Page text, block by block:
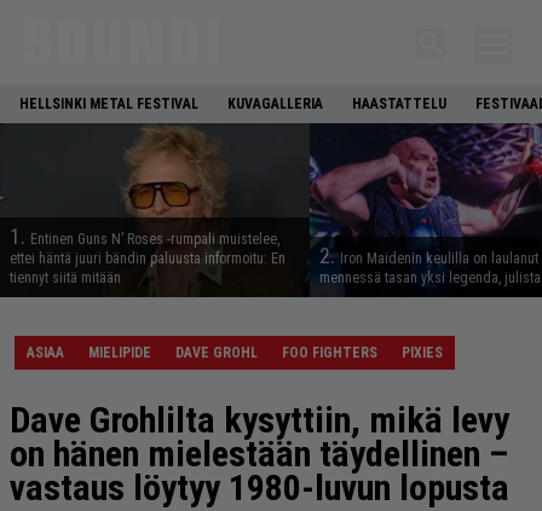
HELLSINKI METAL FESTIVAL KUVAGALLERIA HAASTATTELU
1. Entinen Guns N’ Roses -rumpali muistelee,
ettei häntä juuri bändin paluusta informoitu: En
tiennyt siitä mitään
2. Iron Maidenin keulilla on laulanut
mennessä tasan yksi legenda,
ASIAA MIELIPIDE DAVE GROHL FOO FIGHTERS PIXIES
Dave Grohlilta kysyttiin, mikä levy
on hänen mielestään täydellinen –
vastaus löytyy 1980-luvun lopusta